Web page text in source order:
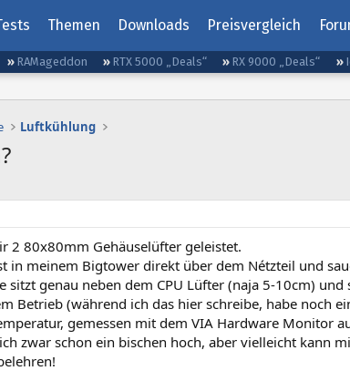
Themen Downloads Preisvergleich
RAMageddon RTX 5000 „Deals“ RX 9000 „Deals“
Luftkühlung
2 80x80mm Gehäuselüfter geleistet.
in meinem Bigtower direkt über dem Nétzteil und
sitzt genau neben dem CPU Lüfter (naja 5-10cm) und
Betrieb (während ich das hier schreibe, habe noch
gemessen mit dem VIA Hardware Monitor
zwar schon ein bischen hoch, aber vielleicht kann